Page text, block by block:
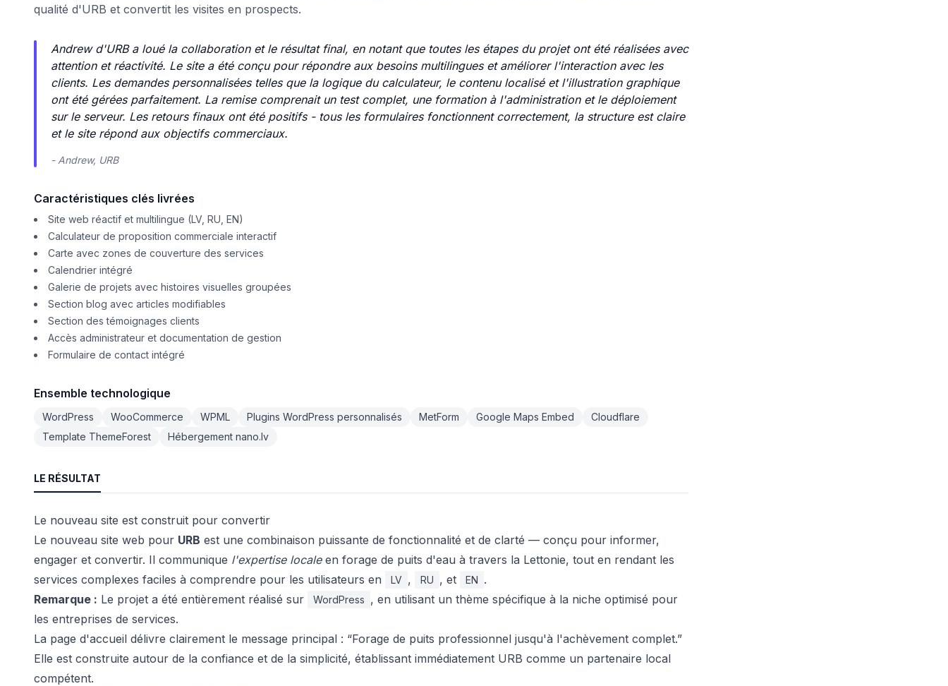
qualité d'URB et convertit les visites en prospects.
Andrew d'URB a loué la collaboration et le résultat final, en notant que toutes les étapes du projet ont été réalisées avec
attention et réactivité. Le site a été conçu pour répondre aux besoins multilingues et améliorer l'interaction avec les
clients. Les demandes personnalisées telles que la logique du calculateur, le contenu localisé et l'illustration graphique
ont été gérées parfaitement. La remise comprenait un test complet, une formation à l'administration et le déploiement
sur le serveur. Les retours finaux ont été positifs - tous les formulaires fonctionnent correctement, la structure est claire
et le site répond aux objectifs commerciaux.
- Andrew, URB
Caractéristiques clés livrées
Site web réactif et multilingue (LV, RU, EN)
Calculateur de proposition commerciale interactif
Carte avec zones de couverture des services
Calendrier intégré
Galerie de projets avec histoires visuelles groupées
Section blog avec articles modifiables
Section des témoignages clients
Accès administrateur et documentation de gestion
Formulaire de contact intégré
Ensemble technologique
WordPress WooCommerce WPML Plugins WordPress personnalisés MetForm Google Maps Embed
Cloudflare
Template ThemeForest
Hébergement nano.lv
LE RÉSULTAT
Le nouveau site est construit pour convertir
Le nouveau site web pour URB est une combinaison puissante de fonctionnalité et de clarté — conçu pour informer,
engager et convertir. Il communique l'expertise localeen forage de puits d'eau à travers la Lettonie, tout en rendant les
services complexes faciles à comprendre pour les utilisateurs en
LV , RU , et EN .
Remarque : Le projet a été entièrement réalisé sur WordPress , en utilisant un thème spécifique à la niche optimisé pour
les entreprises de services.
La page d'accueil délivre clairement le message principal : “Forage de puits professionnel jusqu'à l'achèvement complet.”
Elle est construite autour de la confiance et de la simplicité, établissant immédiatement URB comme un partenaire local
compétent.